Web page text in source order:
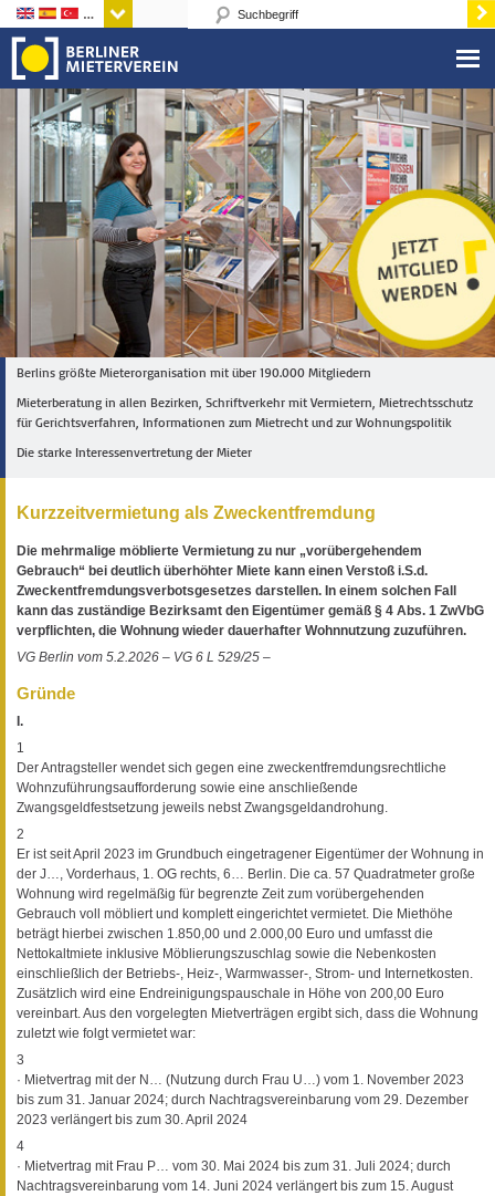
Sprachen
Berlins größte Mieterorganisation mit über 190.000 Mitgliedern
Mieterberatung in allen Bezirken, Schriftverkehr mit Vermietern, Mietrechtsschutz
für Gerichtsverfahren, Informationen zum Mietrecht und zur Wohnungspolitik
Die starke Interessenvertretung der Mieter
Kurzzeitvermietung als Zweckentfremdung
Die mehrmalige möblierte Vermietung zu nur „vorübergehendem
Gebrauch“ bei deutlich überhöhter Miete kann einen Verstoß i.S.d.
Zweckentfremdungsverbotsgesetzes darstellen. In einem solchen Fall
kann das zuständige Bezirksamt den Eigentümer gemäß § 4 Abs. 1 ZwVbG
verpflichten, die Wohnung wieder dauerhafter Wohnnutzung zuzuführen.
VG Berlin vom 5.2.2026 – VG 6 L 529/25 –
Gründe
I.
1
Der Antragsteller wendet sich gegen eine zweckentfremdungsrechtliche
Wohnzuführungsaufforderung sowie eine anschließende
Zwangsgeldfestsetzung jeweils nebst Zwangsgeldandrohung.
2
Er ist seit April 2023 im Grundbuch eingetragener Eigentümer der Wohnung in
der J…, Vorderhaus, 1. OG rechts, 6… Berlin. Die ca. 57 Quadratmeter große
Wohnung wird regelmäßig für begrenzte Zeit zum vorübergehenden
Gebrauch voll möbliert und komplett eingerichtet vermietet. Die Miethöhe
beträgt hierbei zwischen 1.850,00 und 2.000,00 Euro und umfasst die
Nettokaltmiete inklusive Möblierungszuschlag sowie die Nebenkosten
einschließlich der Betriebs-, Heiz-, Warmwasser-, Strom- und Internetkosten.
Zusätzlich wird eine Endreinigungspauschale in Höhe von 200,00 Euro
vereinbart. Aus den vorgelegten Mietverträgen ergibt sich, dass die Wohnung
zuletzt wie folgt vermietet war:
3
· Mietvertrag mit der N… (Nutzung durch Frau U…) vom 1. November 2023
bis zum 31. Januar 2024; durch Nachtragsvereinbarung vom 29. Dezember
2023 verlängert bis zum 30. April 2024
4
· Mietvertrag mit Frau P… vom 30. Mai 2024 bis zum 31. Juli 2024; durch
Nachtragsvereinbarung vom 14. Juni 2024 verlängert bis zum 15. August